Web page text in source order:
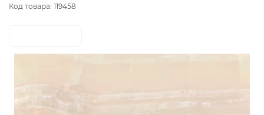
Код товара: 119458